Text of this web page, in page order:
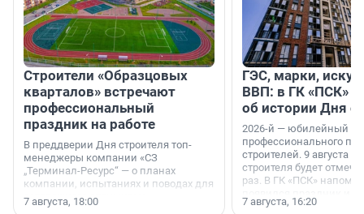
Строители «Образцовых
кварталов» встречают
профессиональный
праздник на работе
В преддверии Дня строителя топ-
менеджеры компании «СЗ
„Терминал-Ресурс“ — о планах
компании, испытаниях и поводах для
осторожного оптимизма.
7 августа, 18:00
ГЭС, марки,
ВВП: в ГК «ПСК»
об истории Дня
2026-й — юбилейный
профессионального
строителей. 9 августа
строителя будет
раз. В ГК «ПСК»
поменялась роль
7 августа, 16:20